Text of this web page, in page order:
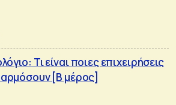
Τι είναι ποιες επιχειρήσεις
[Β μέρος]